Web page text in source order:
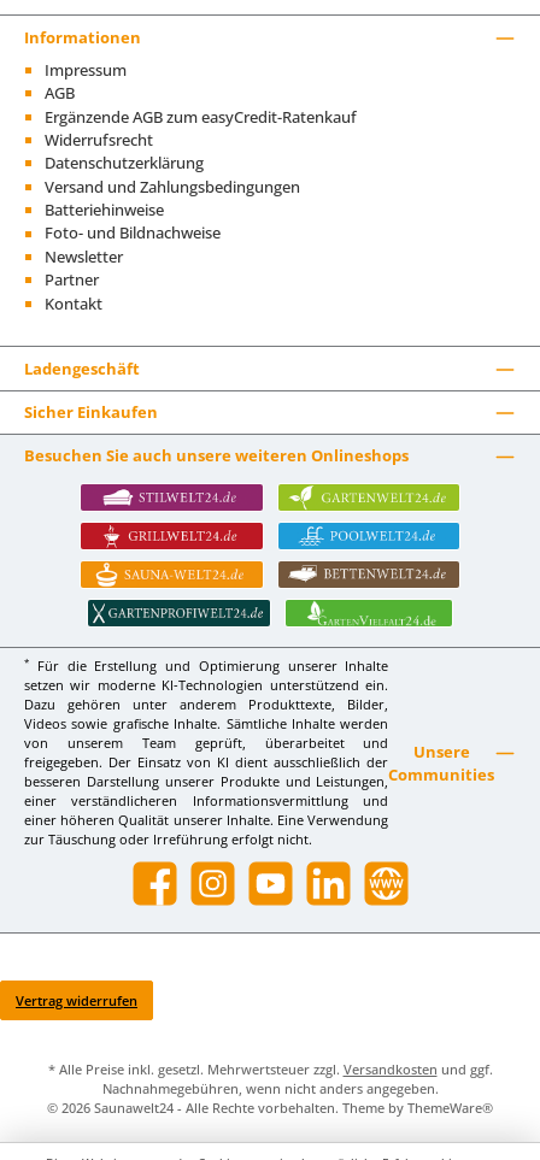
Informationen
Impressum
AGB
Ergänzende AGB zum easyCredit-Ratenkauf
Widerrufsrecht
Datenschutzerklärung
Versand und Zahlungsbedingungen
Batteriehinweise
Foto- und Bildnachweise
Newsletter
Partner
Kontakt
Ladengeschäft
Sicher Einkaufen
Besuchen Sie auch unsere weiteren Onlineshops
*
Für die Erstellung und Optimierung unserer Inhalte
setzen wir moderne KI-Technologien unterstützend ein.
Dazu gehören unter anderem Produkttexte, Bilder,
Videos sowie grafische Inhalte. Sämtliche Inhalte werden
von unserem Team geprüft, überarbeitet und
freigegeben. Der Einsatz von KI dient ausschließlich der
besseren Darstellung unserer Produkte und Leistungen,
einer verständlicheren Informationsvermittlung und
einer höheren Qualität unserer Inhalte. Eine Verwendung
zur Täuschung oder Irreführung erfolgt nicht.
Unsere
Communities
Facebook InstagramYouTube LinkedIn Website
Vertrag widerrufen
* Alle Preise inkl. gesetzl. Mehrwertsteuer zzgl. Versandkosten und ggf.
Nachnahmegebühren, wenn nicht anders angegeben.
© 2026 Saunawelt24 - Alle Rechte vorbehalten. Theme by ThemeWare®